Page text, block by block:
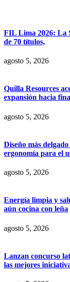
FIL Lima 2026: La
de 70 títulos,
agosto 5, 2026
Quilla Resources
expansión hacia
agosto 5, 2026
Diseño más
ergonomía para el
agosto 5, 2026
Energía limpia y
aún cocina con leña
agosto 5, 2026
Lanzan concurso
las mejores